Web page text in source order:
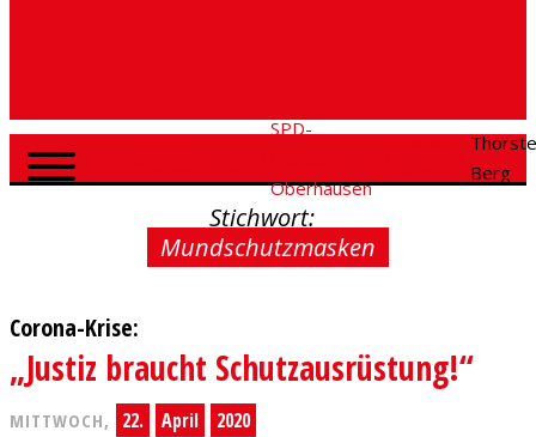
SPD-
Oberhausen
Berg
Stichwort:
Mundschutzmasken
Corona-Krise:
„Justiz braucht Schutzausrüstung!“
MITTWOCH, 22. April 2020